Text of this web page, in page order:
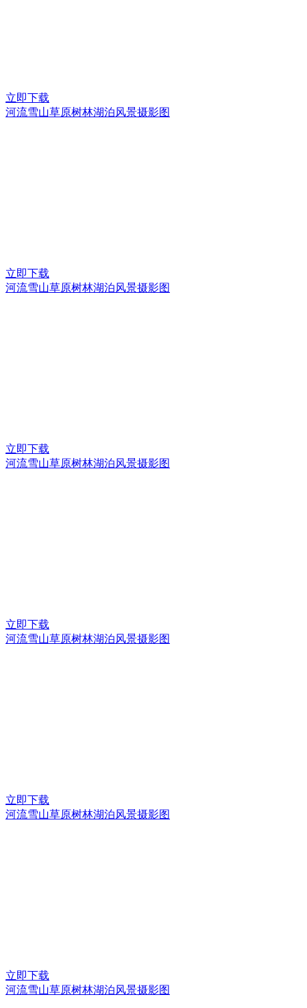
立即下载
河流雪山草原树林湖泊风景摄影图
立即下载
河流雪山草原树林湖泊风景摄影图
立即下载
河流雪山草原树林湖泊风景摄影图
立即下载
河流雪山草原树林湖泊风景摄影图
立即下载
河流雪山草原树林湖泊风景摄影图
立即下载
河流雪山草原树林湖泊风景摄影图